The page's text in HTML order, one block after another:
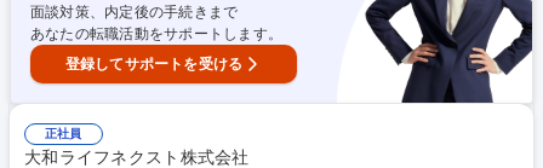
等 募集職種 東京【宿泊施設管理・運営】やりたいを今日形に！大手では
ないスピード感★
面談対策、内定後の手続きまで
あなたの転職活動をサポートします。
登録してサポートを受ける
正社員
大和ライフネクスト株式会社